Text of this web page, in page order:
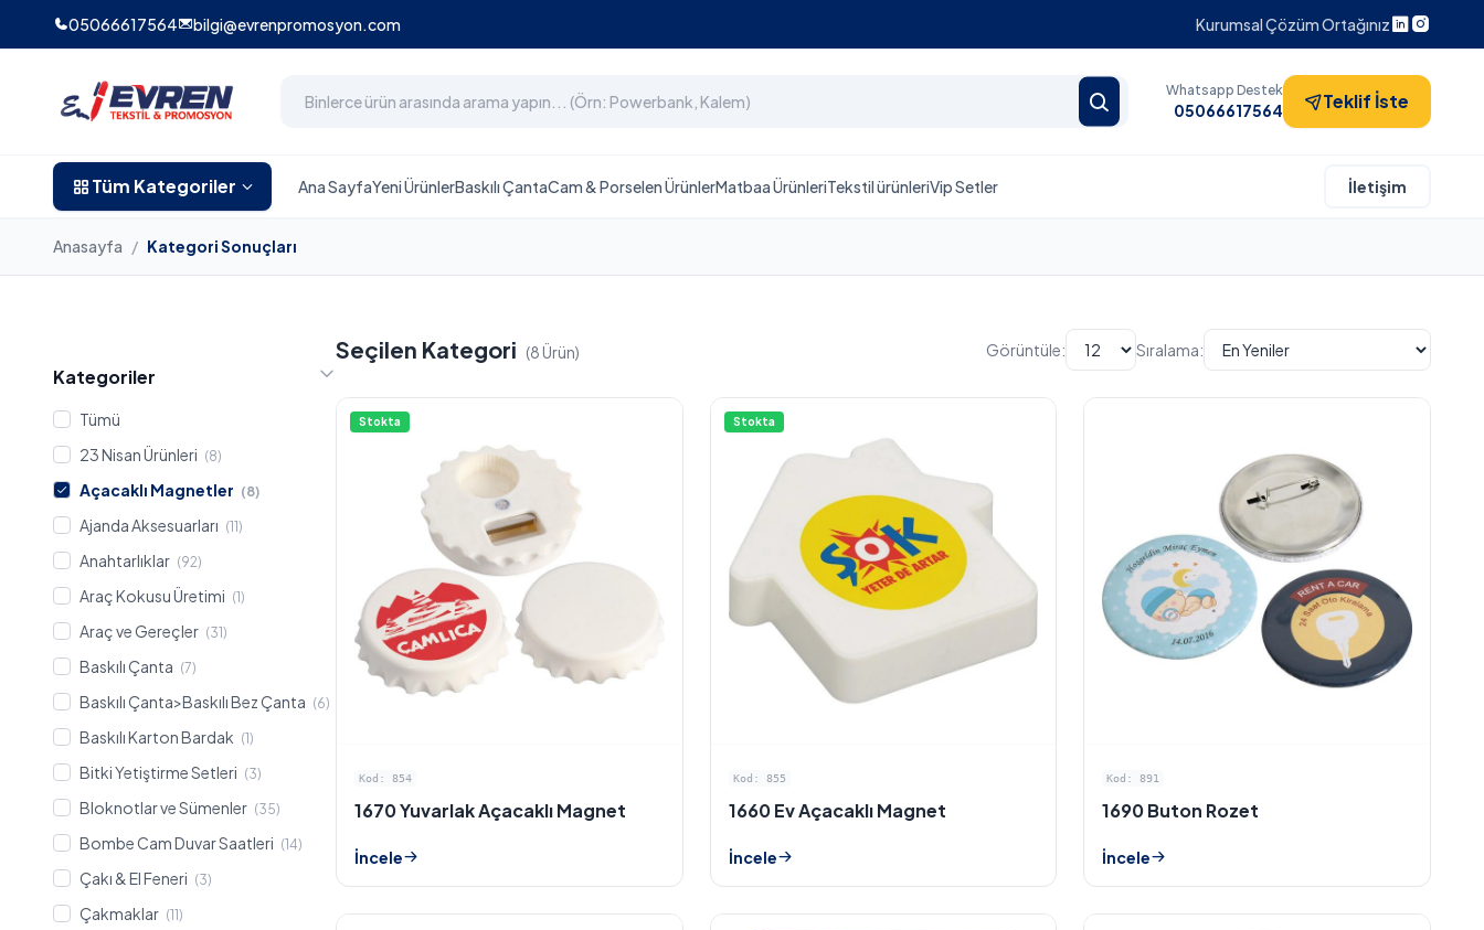
05066617564 bilgi@evrenpromosyon.com Kurumsal Çözüm Ortağınız
Whatsapp Destek
05066617564 Teklif İste
Tüm Kategoriler Ana SayfaYeni ÜrünlerBaskılı ÇantaCam & Porselen ÜrünlerMatbaa ÜrünleriTekstil ürünleriVip Setler İletişim
Anasayfa / Kategori Sonuçları
Kategoriler
Tümü
23 Nisan Ürünleri (8)
Açacaklı Magnetler (8)
Ajanda Aksesuarları (11)
Anahtarlıklar (92)
Araç Kokusu Üretimi (1)
Araç ve Gereçler (31)
Baskılı Çanta (7)
Baskılı Çanta>Baskılı Bez Çanta (6)
Baskılı Karton Bardak (1)
Bitki Yetiştirme Setleri (3)
Bloknotlar ve Sümenler (35)
Bombe Cam Duvar Saatleri (14)
Çakı & El Feneri (3)
Çakmaklar (11)
Seçilen Kategori (8 Ürün) Görüntüle: Sıralama:
Stokta
Kod: 854
1670 Yuvarlak Açacaklı Magnet
İncele
Stokta
Kod: 855
1660 Ev Açacaklı Magnet
İncele
Kod: 891
1690 Buton Rozet
İncele